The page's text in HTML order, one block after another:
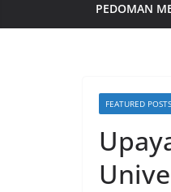
PEDOMAN
FEATURED POSTS